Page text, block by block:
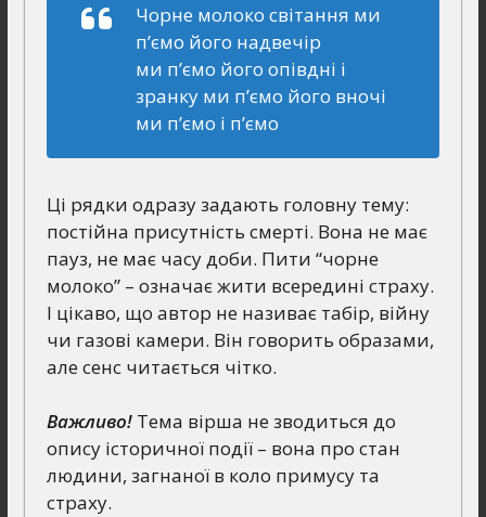
Чорне молоко світання ми
п’ємо його надвечір
ми п’ємо його опівдні і
зранку ми п’ємо його вночі
ми п’ємо і п’ємо
Ці рядки одразу задають головну тему:
постійна присутність смерті. Вона не має
пауз, не має часу доби. Пити “чорне
молоко” – означає жити всередині страху.
І цікаво, що автор не називає табір, війну
чи газові камери. Він говорить образами,
але сенс читається чітко.
Важливо!Тема вірша не зводиться до
опису історичної події – вона про стан
людини, загнаної в коло примусу та
страху.